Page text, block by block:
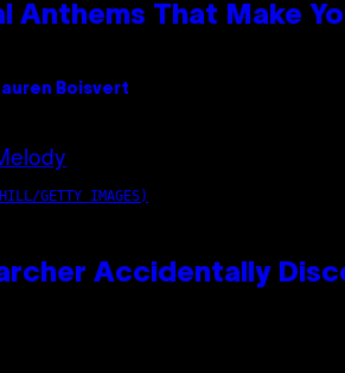
Anthems That Make
Boisvert
GETTY IMAGES)
Accidentally